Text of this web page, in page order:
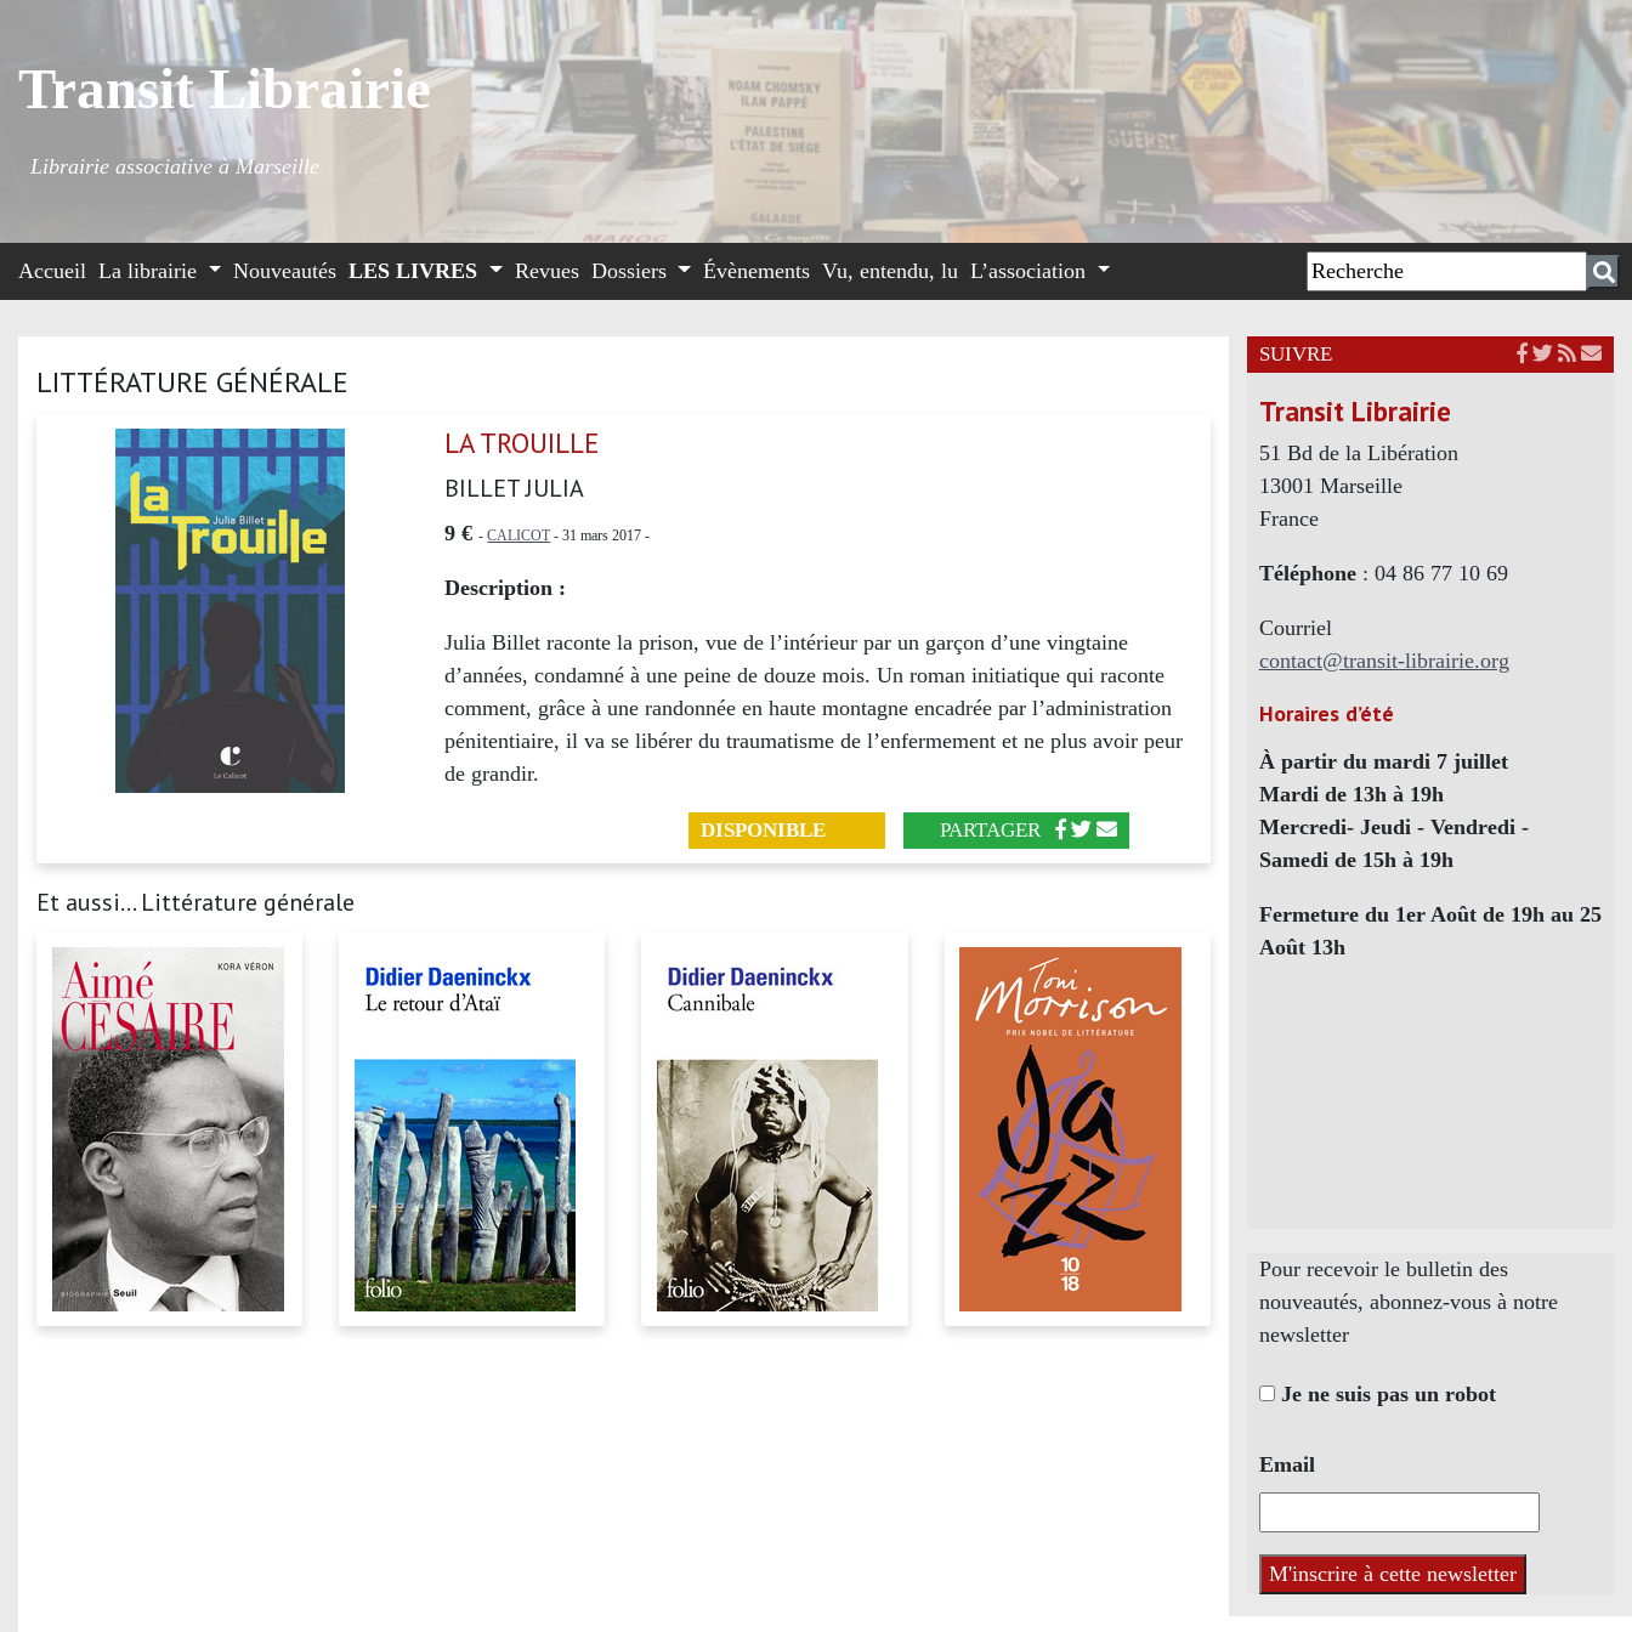
Transit Librairie
Librairie associative à Marseille
Accueil La librairie Nouveautés LES LIVRES Revues Dossiers Évènements Vu, entendu, lu L’association
LITTÉRATURE GÉNÉRALE
LA TROUILLE
BILLET JULIA
9 € -CALICOT- 31 mars 2017 -
Description :
Julia Billet raconte la prison, vue de l’intérieur par un garçon d’une vingtaine
d’années, condamné à une peine de douze mois. Un roman initiatique qui raconte
comment, grâce à une randonnée en haute montagne encadrée par l’administration
pénitentiaire, il va se libérer du traumatisme de l’enfermement et ne plus avoir peur
de grandir.
DISPONIBLE PARTAGER
Et aussi... Littérature générale
SUIVRE
Transit Librairie
51 Bd de la Libération
13001 Marseille
France
Téléphone: 04 86 77 10 69
Courriel
contact@transit-librairie.org
Horaires d’été
À partir du mardi 7 juillet
Mardi de 13h à 19h
Mercredi- Jeudi - Vendredi -
Samedi de 15h à 19h
Fermeture du 1er Août de 19h au 25
Août 13h
Pour recevoir le bulletin des
nouveautés, abonnez-vous à notre
newsletter
Je ne suis pas un robot
Email